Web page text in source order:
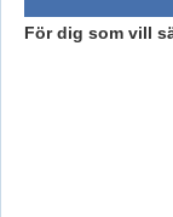
För dig som vill